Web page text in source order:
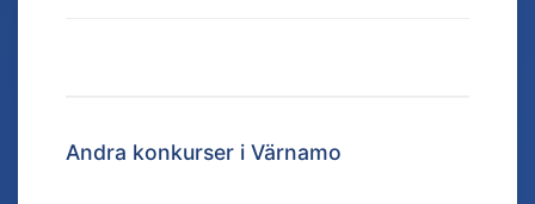
Andra konkurser i Värnamo